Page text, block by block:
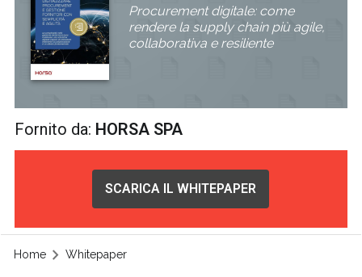
Procurement digitale: come
rendere la supply chain più agile,
collaborativa e resiliente
Fornito da: HORSA SPA
SCARICA IL WHITEPAPER
Home Whitepaper